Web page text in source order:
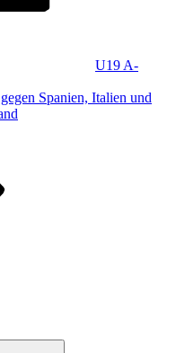
U19 A-
Spanien, Italien und